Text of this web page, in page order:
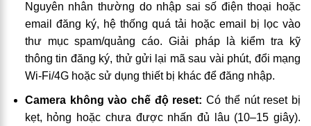
Nguyên nhân thường do nhập sai số điện thoại hoặc
email đăng ký, hệ thống quá tải hoặc email bị lọc vào
thư mục spam/quảng cáo. Giải pháp là kiểm tra kỹ
thông tin đăng ký, thử gửi lại mã sau vài phút, đổi mạng
Wi-Fi/4G hoặc sử dụng thiết bị khác để đăng nhập.
Camera không vào chế độ reset: Có thể nút reset bị
kẹt, hỏng hoặc chưa được nhấn đủ lâu (10–15 giây).